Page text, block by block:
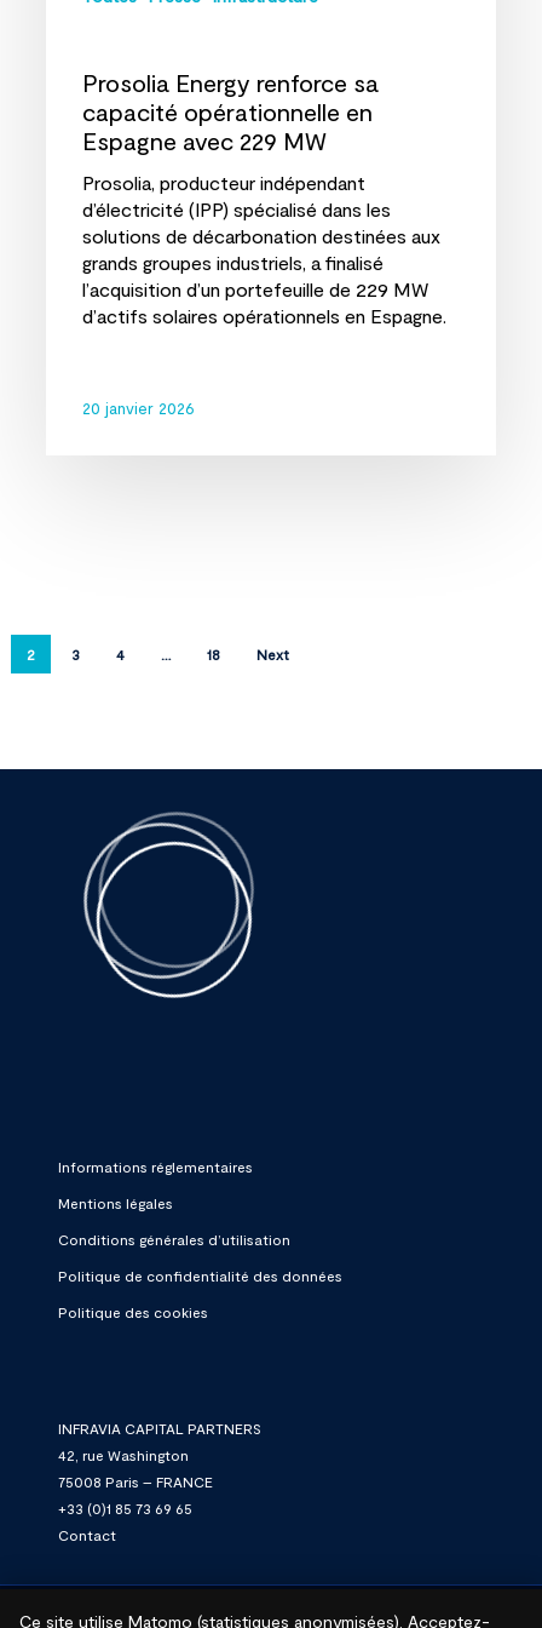
Ce site utilise Matomo (statistiques anonymisées). Acceptez-
Prosolia Energy renforce sa
capacité opérationnelle en
Espagne avec 229 MW
Prosolia, producteur indépendant
d’électricité (IPP) spécialisé dans les
solutions de décarbonation destinées aux
grands groupes industriels, a finalisé
l’acquisition d’un portefeuille de 229 MW
d’actifs solaires opérationnels en Espagne.
20 janvier 2026
2 3 4 … 18 Next
Informations réglementaires
Mentions légales
Conditions générales d’utilisation
Politique de confidentialité des données
Politique des cookies
INFRAVIA CAPITAL PARTNERS
42, rue Washington
75008 Paris – FRANCE
+33 (0)1 85 73 69 65
Contact